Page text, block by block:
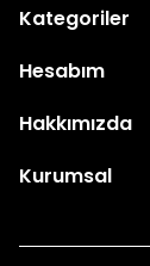
Kategoriler
Hesabım
Hakkımızda
Kurumsal